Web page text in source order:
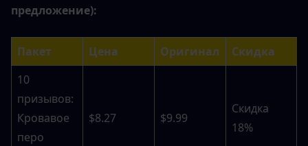
предложение):
Пакет Цена Оригинал
Скидка
10
призывов:
Кровавое
перо
$8.27 $9.99
Скидка
18%